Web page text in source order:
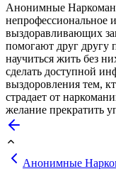
Анонимные
непрофессиональное
выздоравливающих
помогают друг другу
научиться жить без
сделать доступной
выздоровления тем,
страдает от
желание прекратить
Анонимные